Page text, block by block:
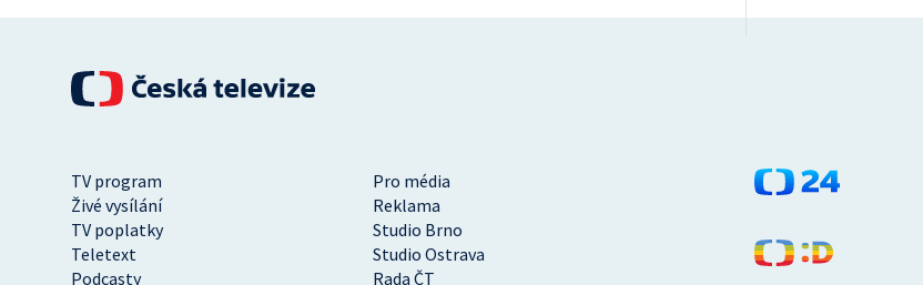
TV program
Pro média
Živé vysílání
Reklama
TV poplatky
Studio Brno
Teletext
Studio Ostrava
Podcasty
Rada ČT